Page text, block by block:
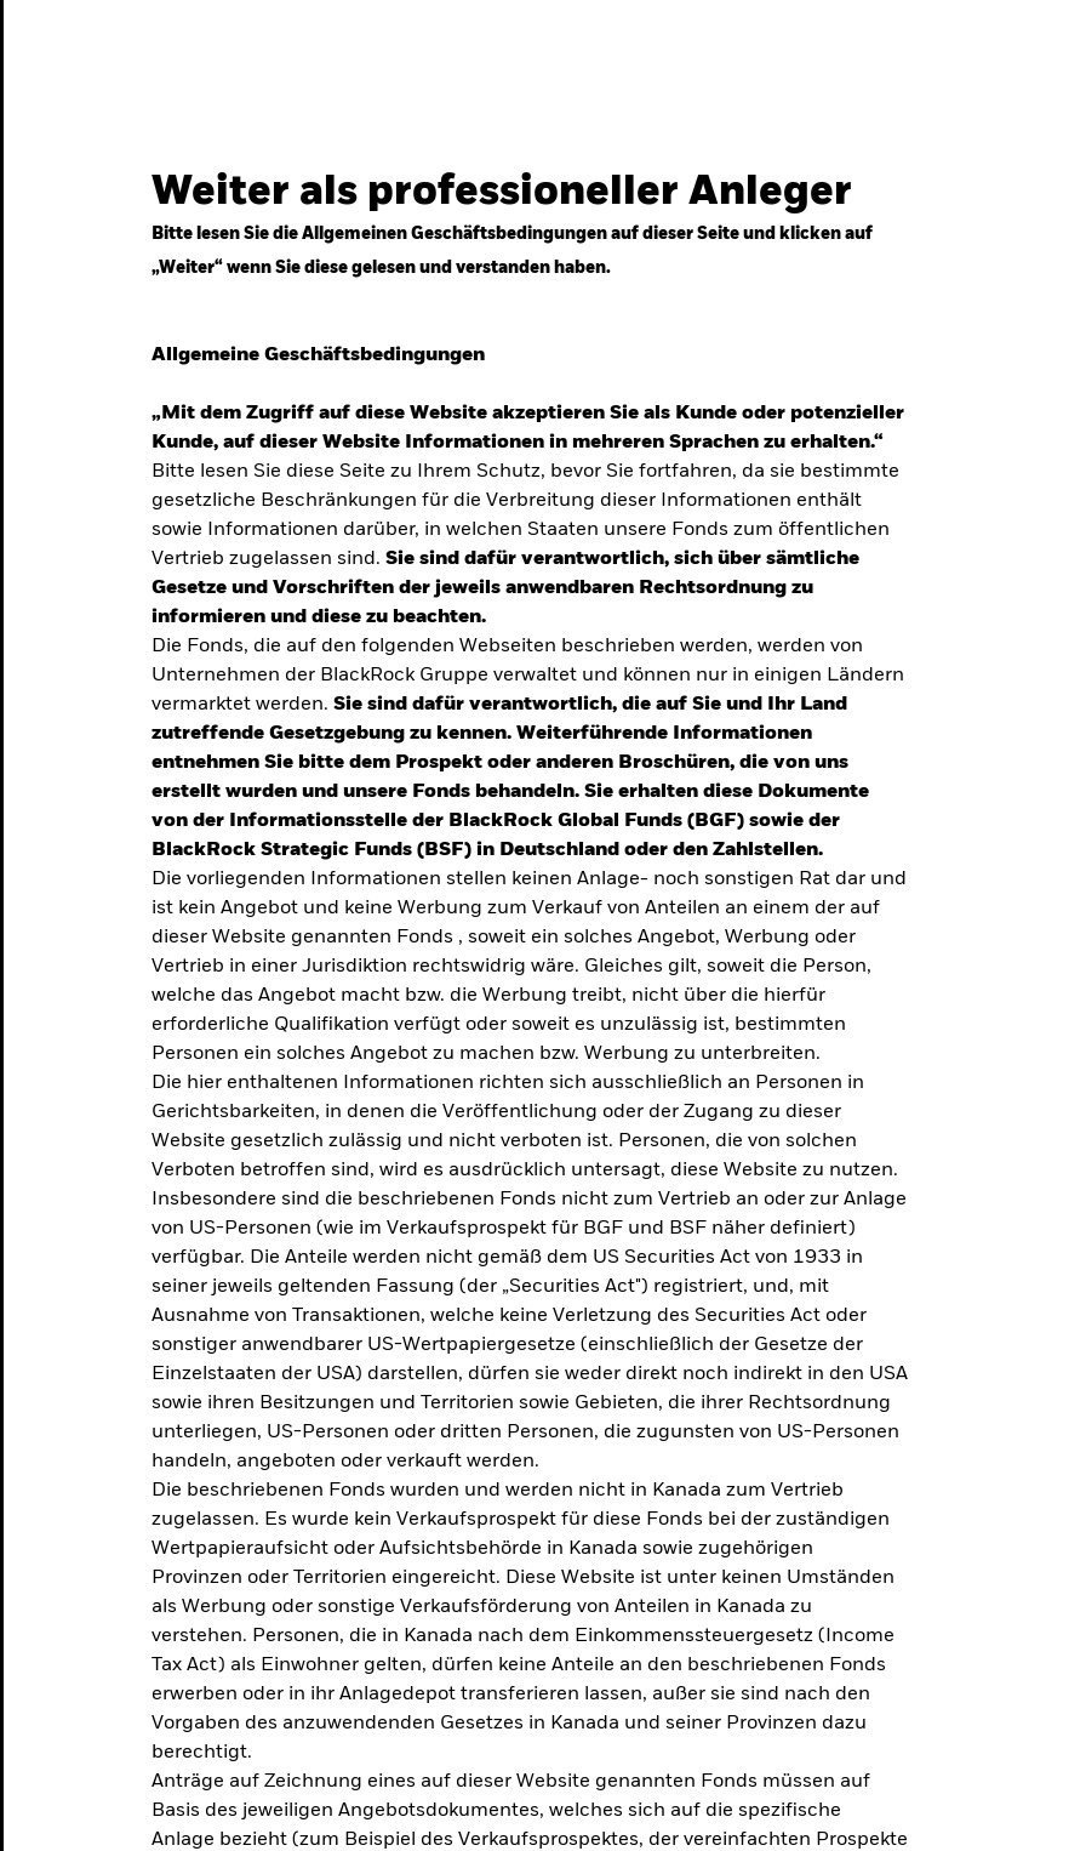
TRENDS & IDEEN
Entdecken Sie unsere
makroökonomischen
Einschätzungen und Anlageideen.
Aktuelle Einschätzungen
UMFRAGE ZUR ALTERSVORSORGE 2025
Realitätscheck Altersvorsorge. Wie
steht es um Ihre Altersvorsorge?
Zu den Ergebnissen
Weiter als professioneller Anleger
Bitte lesen Sie die Allgemeinen Geschäftsbedingungen auf dieser Seite und klicken auf
„Weiter“ wenn Sie diese gelesen und verstanden haben.
Allgemeine Geschäftsbedingungen
„Mit dem Zugriff auf diese Website akzeptieren Sie als Kunde oder potenzieller
Kunde, auf dieser Website Informationen in mehreren Sprachen zu erhalten.“
Bitte lesen Sie diese Seite zu Ihrem Schutz, bevor Sie fortfahren, da sie bestimmte
gesetzliche Beschränkungen für die Verbreitung dieser Informationen enthält
sowie Informationen darüber, in welchen Staaten unsere Fonds zum öffentlichen
Vertrieb zugelassen sind. Sie sind dafür verantwortlich, sich über sämtliche
Gesetze und Vorschriften der jeweils anwendbaren Rechtsordnung zu
informieren und diese zu beachten.
Die Fonds, die auf den folgenden Webseiten beschrieben werden, werden von
Unternehmen der BlackRock Gruppe verwaltet und können nur in einigen Ländern
vermarktet werden. Sie sind dafür verantwortlich, die auf Sie und Ihr Land
zutreffende Gesetzgebung zu kennen. Weiterführende Informationen
entnehmen Sie bitte dem Prospekt oder anderen Broschüren, die von uns
erstellt wurden und unsere Fonds behandeln. Sie erhalten diese Dokumente
von der Informationsstelle der BlackRock Global Funds (BGF) sowie der
BlackRock Strategic Funds (BSF) in Deutschland oder den Zahlstellen.
Die vorliegenden Informationen stellen keinen Anlage- noch sonstigen Rat dar und
ist kein Angebot und keine Werbung zum Verkauf von Anteilen an einem der auf
dieser Website genannten Fonds , soweit ein solches Angebot, Werbung oder
Vertrieb in einer Jurisdiktion rechtswidrig wäre. Gleiches gilt, soweit die Person,
welche das Angebot macht bzw. die Werbung treibt, nicht über die hierfür
erforderliche Qualifikation verfügt oder soweit es unzulässig ist, bestimmten
Personen ein solches Angebot zu machen bzw. Werbung zu unterbreiten.
Die hier enthaltenen Informationen richten sich ausschließlich an Personen in
Gerichtsbarkeiten, in denen die Veröffentlichung oder der Zugang zu dieser
Website gesetzlich zulässig und nicht verboten ist. Personen, die von solchen
Verboten betroffen sind, wird es ausdrücklich untersagt, diese Website zu nutzen.
Insbesondere sind die beschriebenen Fonds nicht zum Vertrieb an oder zur Anlage
von US-Personen (wie im Verkaufsprospekt für BGF und BSF näher definiert)
verfügbar. Die Anteile werden nicht gemäß dem US Securities Act von 1933 in
seiner jeweils geltenden Fassung (der „Securities Act") registriert, und, mit
Ausnahme von Transaktionen, welche keine Verletzung des Securities Act oder
sonstiger anwendbarer US-Wertpapiergesetze (einschließlich der Gesetze der
Einzelstaaten der USA) darstellen, dürfen sie weder direkt noch indirekt in den USA
sowie ihren Besitzungen und Territorien sowie Gebieten, die ihrer Rechtsordnung
unterliegen, US-Personen oder dritten Personen, die zugunsten von US-Personen
handeln, angeboten oder verkauft werden.
Die beschriebenen Fonds wurden und werden nicht in Kanada zum Vertrieb
zugelassen. Es wurde kein Verkaufsprospekt für diese Fonds bei der zuständigen
Wertpapieraufsicht oder Aufsichtsbehörde in Kanada sowie zugehörigen
Provinzen oder Territorien eingereicht. Diese Website ist unter keinen Umständen
als Werbung oder sonstige Verkaufsförderung von Anteilen in Kanada zu
verstehen. Personen, die in Kanada nach dem Einkommenssteuergesetz (Income
Tax Act) als Einwohner gelten, dürfen keine Anteile an den beschriebenen Fonds
erwerben oder in ihr Anlagedepot transferieren lassen, außer sie sind nach den
Vorgaben des anzuwendenden Gesetzes in Kanada und seiner Provinzen dazu
berechtigt.
Anträge auf Zeichnung eines auf dieser Website genannten Fonds müssen auf
Basis des jeweiligen Angebotsdokumentes, welches sich auf die spezifische
Anlage bezieht (zum Beispiel des Verkaufsprospektes, der vereinfachten Prospekte